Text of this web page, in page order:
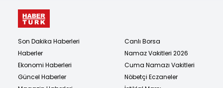
Son Dakika Haberleri
Haberler
Ekonomi Haberleri
Güncel Haberler
Canlı Borsa
Namaz Vakitleri 2026
Cuma Namazı Vakitleri
Nöbetçi Eczaneler